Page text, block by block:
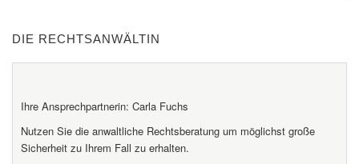
DIE RECHTSANWÄLTIN
Ihre Ansprechpartnerin: Carla Fuchs
Nutzen Sie die anwaltliche Rechtsberatung um möglichst große
Sicherheit zu Ihrem Fall zu erhalten.